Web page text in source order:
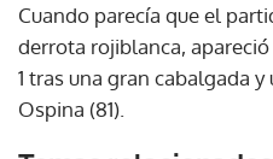
Cuando parecía que el
derrota rojiblanca,
1 tras una gran cabalgada
Ospina (81).